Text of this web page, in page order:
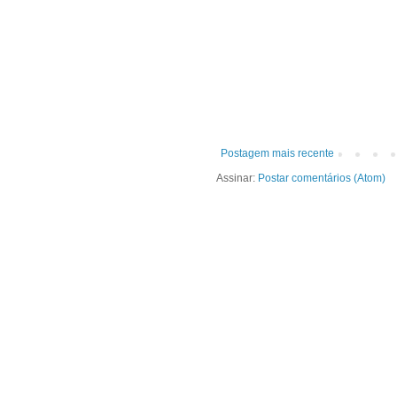
Postagem mais recente
Assinar: Postar comentários (Atom)